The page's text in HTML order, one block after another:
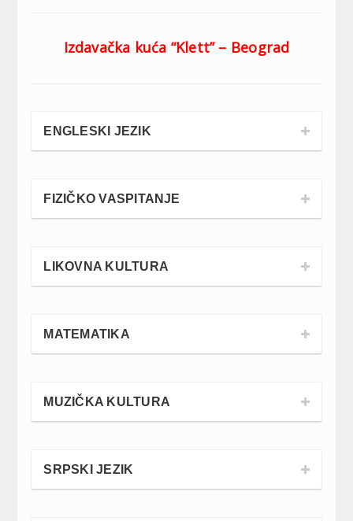
Izdavačka kuća “Klett” – Beograd
ENGLESKI JEZIK
FIZIČKO VASPITANJE
LIKOVNA KULTURA
MATEMATIKA
MUZIČKA KULTURA
SRPSKI JEZIK